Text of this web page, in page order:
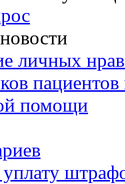
личных
помощи